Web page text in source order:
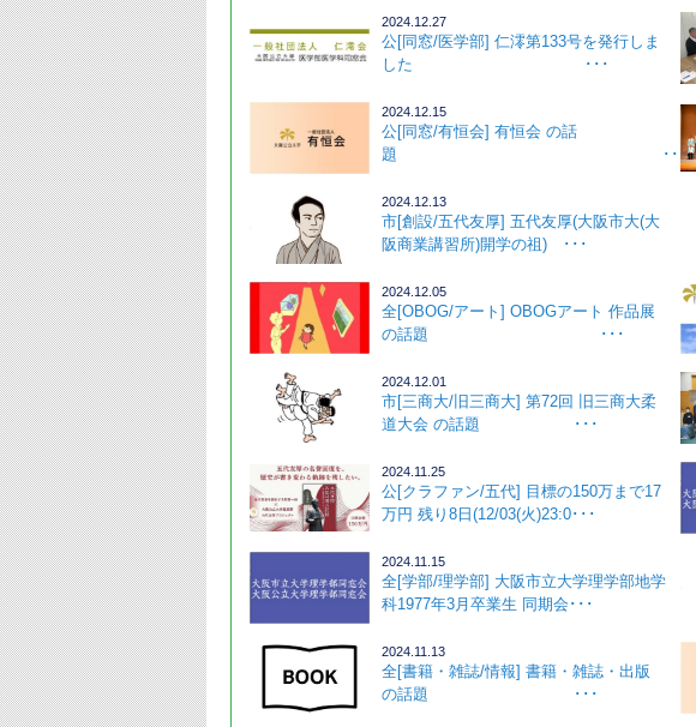
2024.12.27
公[同窓/医学部] 仁澪第133号を発行しま
した ･･･
2024.12.15
公[同窓/有恒会] 有恒会 の話
題 ･･･
2024.12.13
市[創設/五代友厚] 五代友厚(大阪市大(大
阪商業講習所)開学の祖) ･･･
2024.12.05
全[OBOG/アート] OBOGアート 作品展
の話題 ･･･
2024.12.01
市[三商大/旧三商大] 第72回 旧三商大柔
道大会 の話題 ･･･
2024.11.25
公[クラファン/五代] 目標の150万まで17
万円 残り8日(12/03(火)23:0･･･
2024.11.15
全[学部/理学部] 大阪市立大学理学部地学
科1977年3月卒業生 同期会･･･
2024.11.13
全[書籍・雑誌/情報] 書籍・雑誌・出版
の話題 ･･･